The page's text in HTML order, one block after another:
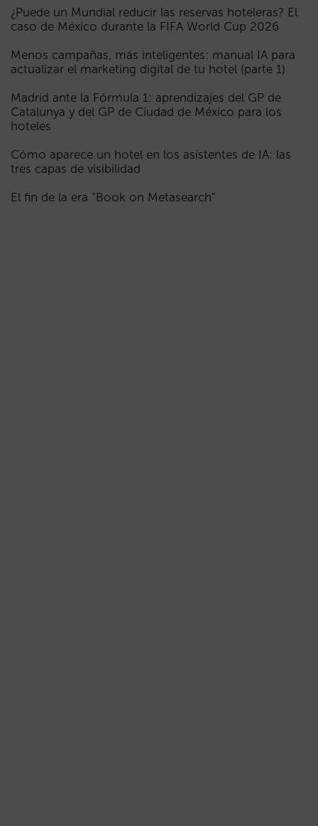
¿Puede un Mundial reducir las reservas hoteleras? El
caso de México durante la FIFA World Cup 2026
Menos campañas, más inteligentes: manual IA para
actualizar el marketing digital de tu hotel (parte 1)
Madrid ante la Fórmula 1: aprendizajes del GP de
Catalunya y del GP de Ciudad de México para los
hoteles
Cómo aparece un hotel en los asistentes de IA: las
tres capas de visibilidad
El fin de la era “Book on Metasearch”